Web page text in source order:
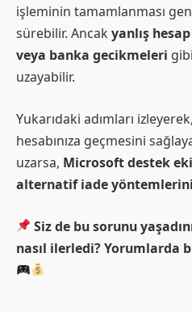
işleminin tamamlanması
sürebilir. Ancak yanlış
veya banka gecikmeleri
uzayabilir.
Yukarıdaki adımları
hesabınıza geçmesini
uzarsa, Microsoft destek
alternatif iade
Siz de bu sorunu
nasıl ilerledi? Yorumlarda